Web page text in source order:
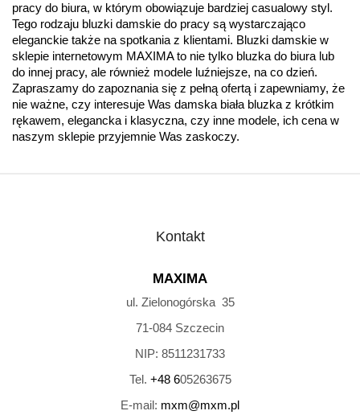
pracy do biura, w którym obowiązuje bardziej casualowy styl.
Tego rodzaju bluzki damskie do pracy są wystarczająco
eleganckie także na spotkania z klientami. Bluzki damskie w
sklepie internetowym MAXIMA to nie tylko bluzka do biura lub
do innej pracy, ale również modele luźniejsze, na co dzień.
Zapraszamy do zapoznania się z pełną ofertą i zapewniamy, że
nie ważne, czy interesuje Was damska biała bluzka z krótkim
rękawem, elegancka i klasyczna, czy inne modele, ich cena w
naszym sklepie przyjemnie Was zaskoczy.
Kontakt
MAXIMA
ul. Zielonogórska 35
71-084 Szczecin
NIP: 8511231733
Tel. +48 605263675
E-mail: mxm@mxm.pl